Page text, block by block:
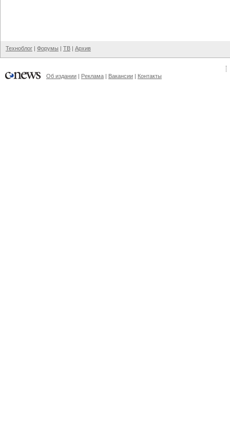
Техноблог | Форумы | ТВ | Архив
Об издании | Реклама | Вакансии | Контакты